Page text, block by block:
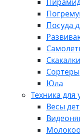
Посуда
Скакалки
Сортеры
Юла
Техника для
Весы